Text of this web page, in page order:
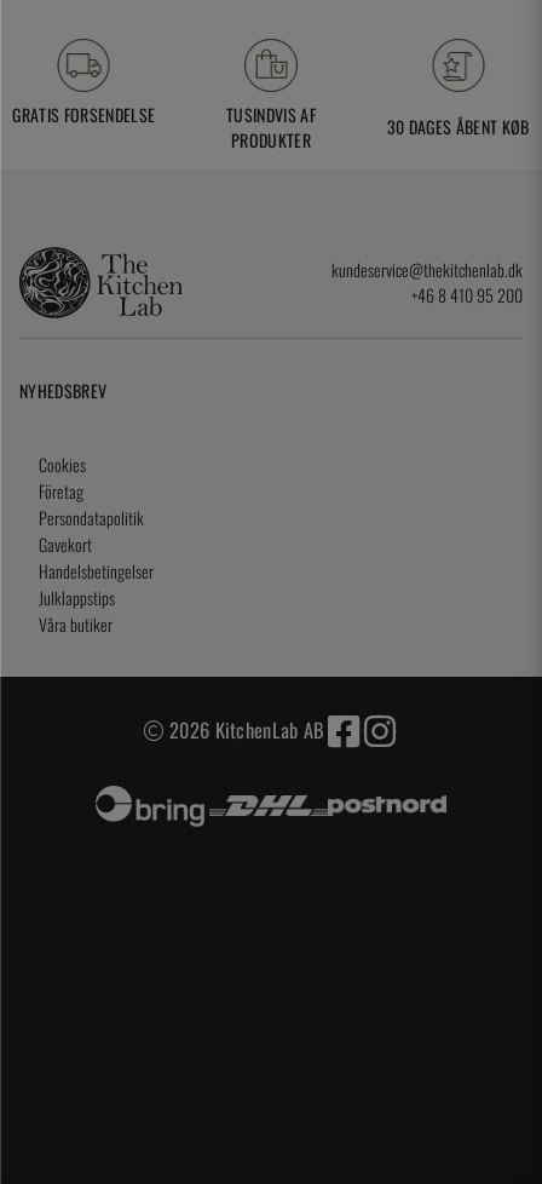
GRATIS FORSENDELSE
TUSINDVIS AF
PRODUKTER
30 DAGES ÅBENT KØB
kundeservice@thekitchenlab.dk
+46 8 410 95 200
NYHEDSBREV
Cookies
Företag
Persondatapolitik
Gavekort
Handelsbetingelser
Julklappstips
Våra butiker
2026 KitchenLab AB